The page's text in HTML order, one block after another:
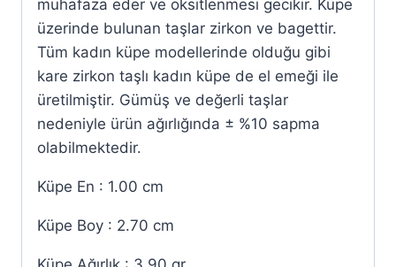
muhafaza eder ve oksitlenmesi gecikir. Küpe
üzerinde bulunan taşlar zirkon ve bagettir.
Tüm kadın küpe modellerinde olduğu gibi
kare zirkon taşlı kadın küpe de el emeği ile
üretilmiştir. Gümüş ve değerli taşlar
nedeniyle ürün ağırlığında ± %10 sapma
olabilmektedir.
Küpe En : 1.00 cm
Küpe Boy : 2.70 cm